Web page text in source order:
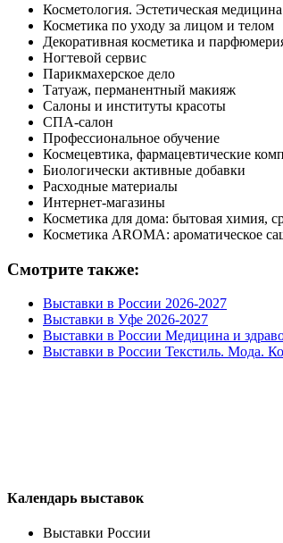
Косметология. Эстетическая медицина
Косметика по уходу за лицом и телом
Декоративная косметика и
Ногтевой сервис
Парикмахерское дело
Татуаж, перманентный макияж
Салоны и институты красоты
СПА-салон
Профессиональное обучение
Космецевтика, фармацевтические
Биологически активные добавки
Расходные материалы
Интернет-магазины
Косметика для дома: бытовая химия,
Косметика AROMA: ароматическое
Смотрите также:
Выставки в России 2026-2027
Выставки в Уфе 2026-2027
Выставки в России Медицина и
Выставки в России Текстиль. Мода.
Календарь выставок
Выставки России